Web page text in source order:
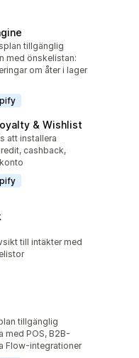
tillgänglig
med önskelistan:
om åter i lager
& Wishlist
att installera
cashback,
till intäkter med
tillgänglig
med POS, B2B-
Flow-integrationer